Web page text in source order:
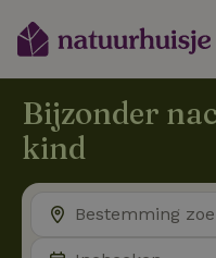
Bijzonder
kind